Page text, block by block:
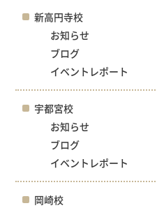
新高円寺校
お知らせ
ブログ
イベントレポート
宇都宮校
お知らせ
ブログ
イベントレポート
岡崎校